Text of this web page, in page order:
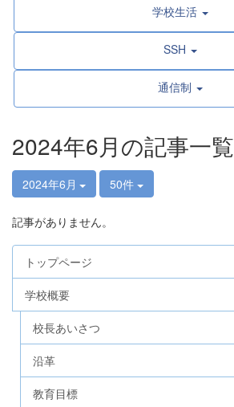
学校生活
SSH
通信制
2024年6月の記事一覧
2024年6月 50件
記事がありません。
トップページ
学校概要
校長あいさつ
沿革
教育目標